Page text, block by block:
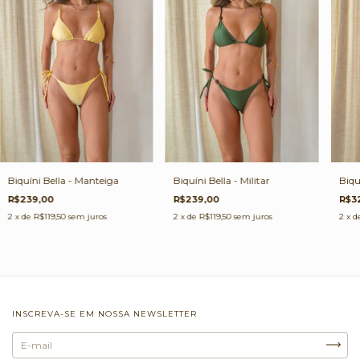
Biquíni Bella - Manteiga
R$239,00
2 x de R$119,50 sem juros
Biquíni Bella - Militar
R$239,00
2 x de R$119,50 sem juros 2 x
INSCREVA-SE EM NOSSA NEWSLETTER